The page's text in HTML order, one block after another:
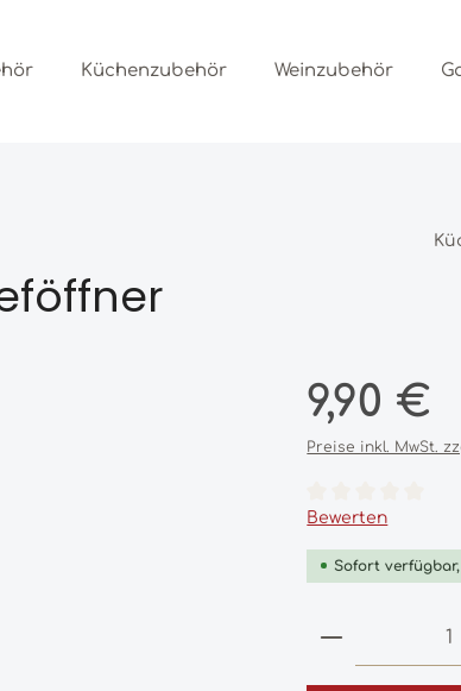
Küchenzubehör Weinzubehör
Regulärer Preis:
9,90 €
Preise inkl. MwSt.
Durchschnittliche
Bewerten
Sofort
Produkt